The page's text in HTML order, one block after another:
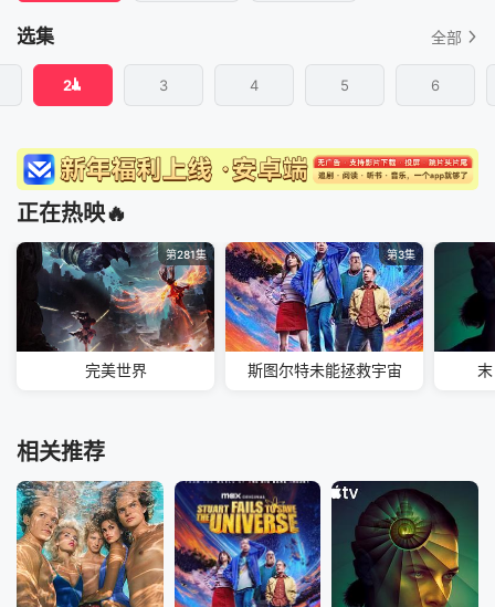
选集 全部
2 3 4 5 6
正在热映🔥
第281集
完美世界
第3集
斯图尔特未能拯救宇宙
相关推荐